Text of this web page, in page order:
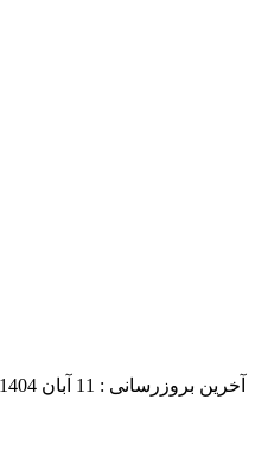
آخرین بروزرسانی : 11 آبان 1404